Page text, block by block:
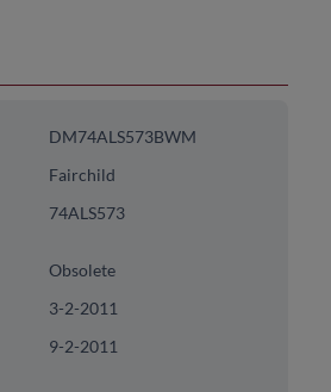
DM74ALS573BWM
Fairchild
74ALS573
Obsolete
3-2-2011
9-2-2011